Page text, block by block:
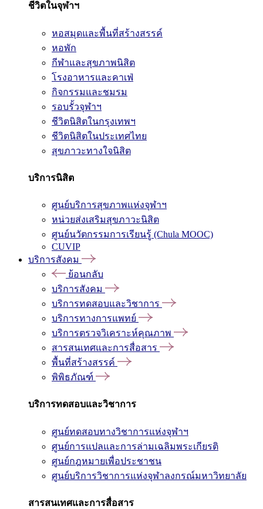
ชีวิตในจุฬาฯ
หอสมุดและพื้นที่สร้างสรรค์
หอพัก
กีฬาและสุขภาพนิสิต
โรงอาหารและคาเฟ่
กิจกรรมและชมรม
รอบรั้วจุฬาฯ
ชีวิตนิสิตในกรุงเทพฯ
ชีวิตนิสิตในประเทศไทย
สุขภาวะทางใจนิสิต
บริการนิสิต
ศูนย์บริการสุขภาพแห่งจุฬาฯ
หน่วยส่งเสริมสุขภาวะนิสิต
ศูนย์นวัตกรรมการเรียนรู้ (Chula MOOC)
CUVIP
บริการสังคม
ย้อนกลับ
บริการสังคม
บริการทดสอบและวิชาการ
บริการทางการแพทย์
บริการตรวจวิเคราะห์คุณภาพ
สารสนเทศและการสื่อสาร
พื้นที่สร้างสรรค์
พิพิธภัณฑ์
บริการทดสอบและวิชาการ
ศูนย์ทดสอบทางวิชาการแห่งจุฬาฯ
ศูนย์การแปลและการล่ามเฉลิมพระเกียรติ
ศูนย์กฎหมายเพื่อประชาชน
ศูนย์บริการวิชาการแห่งจุฬาลงกรณ์มหาวิทยาลัย
สารสนเทศและการสื่อสาร